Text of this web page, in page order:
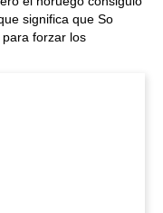
significa que So
forzar los